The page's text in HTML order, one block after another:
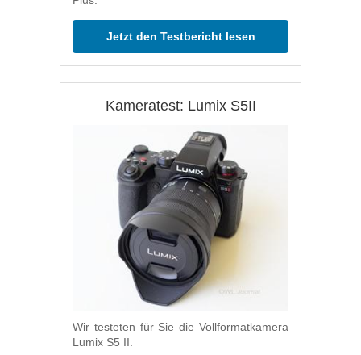
Jetzt den Testbericht lesen
Kameratest: Lumix S5II
Wir testeten für Sie die Vollformatkamera
Lumix S5 II.